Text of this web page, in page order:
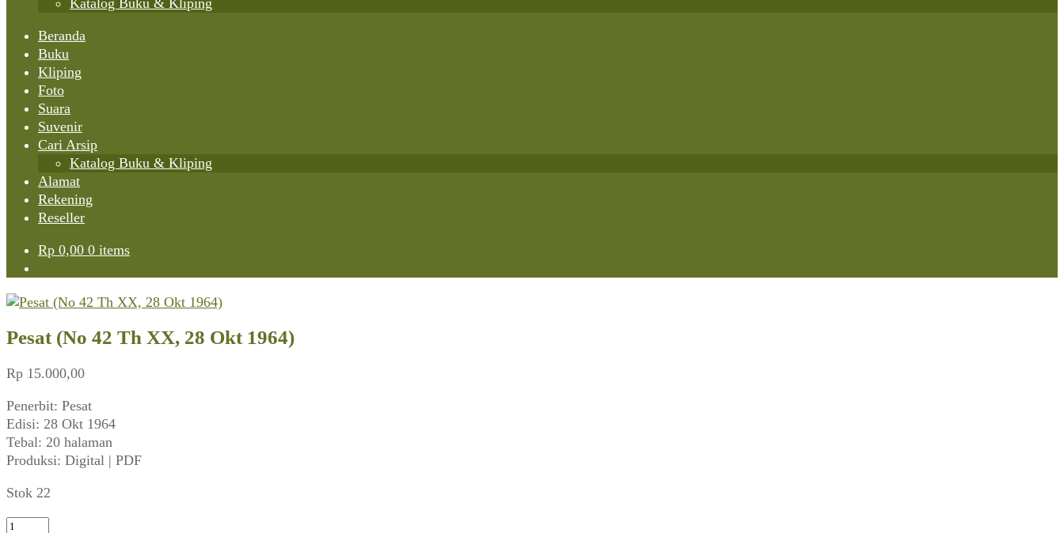
Katalog Buku & Kliping
Beranda
Buku
Kliping
Foto
Suara
Suvenir
Cari Arsip
Katalog Buku & Kliping
Alamat
Rekening
Reseller
Rp 0,00 0 items
Pesat (No 42 Th XX, 28 Okt 1964)
Rp 15.000,00
Penerbit: Pesat
Edisi: 28 Okt 1964
Tebal: 20 halaman
Produksi: Digital | PDF
Stok 22
Kuantitas